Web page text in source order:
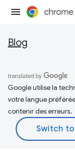
Blog
Google utilise la
votre langue
contenir des erreurs.